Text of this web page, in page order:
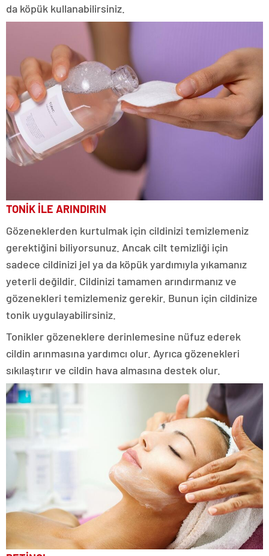
da köpük kullanabilirsiniz.
TONİK İLE ARINDIRIN
Gözeneklerden kurtulmak için cildinizi temizlemeniz
gerektiğini biliyorsunuz. Ancak cilt temizliği için
sadece cildinizi jel ya da köpük yardımıyla yıkamanız
yeterli değildir. Cildinizi tamamen arındırmanız ve
gözenekleri temizlemeniz gerekir. Bunun için cildinize
tonik uygulayabilirsiniz.
Tonikler gözeneklere derinlemesine nüfuz ederek
cildin arınmasına yardımcı olur. Ayrıca gözenekleri
sıkılaştırır ve cildin hava almasına destek olur.